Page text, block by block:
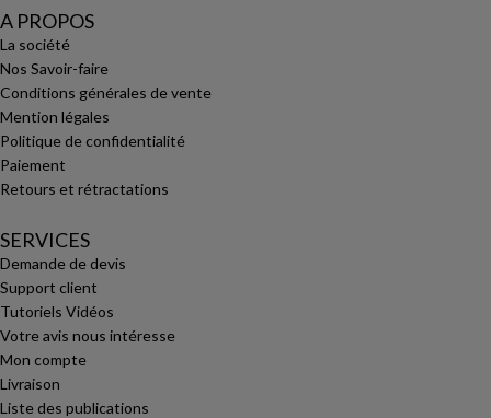
A PROPOS
La société
Nos Savoir-faire
Conditions générales de vente
Mention légales
Politique de confidentialité
Paiement
Retours et rétractations
SERVICES
Demande de devis
Support client
Tutoriels Vidéos
Votre avis nous intéresse
Mon compte
Livraison
Liste des publications